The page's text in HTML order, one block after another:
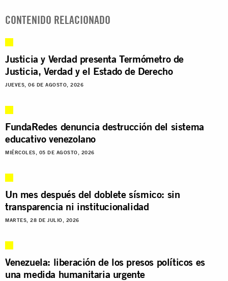
CONTENIDO RELACIONADO
Justicia y Verdad presenta Termómetro de
Justicia, Verdad y el Estado de Derecho
JUEVES, 06 DE AGOSTO, 2026
FundaRedes denuncia destrucción del sistema
educativo venezolano
MIÉRCOLES, 05 DE AGOSTO, 2026
Un mes después del doblete sísmico: sin
transparencia ni institucionalidad
MARTES, 28 DE JULIO, 2026
Venezuela: liberación de los presos políticos es
una medida humanitaria urgente